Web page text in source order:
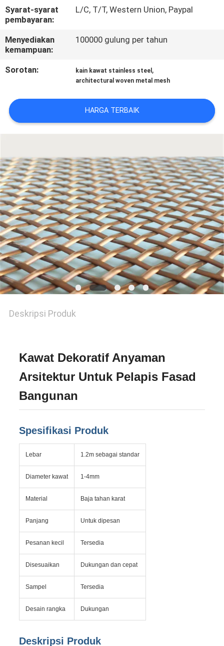
BERITA
KASUS
PRIVACY
POLICY
Syarat-syarat
pembayaran:
L/C, T/T, Western Union, Paypal
Menyediakan
kemampuan:
100000 gulung per tahun
Sorotan: kain kawat stainless steel ,
architectural woven metal mesh
HARGA TERBAIK
Deskripsi Produk
Kawat Dekoratif Anyaman
Arsitektur Untuk Pelapis Fasad
Bangunan
Spesifikasi Produk
Lebar 1.2m sebagai standar
Diameter kawat 1-4mm
Material Baja tahan karat
Panjang Untuk dipesan
Pesanan kecil Tersedia
Disesuaikan Dukungan dan cepat
Sampel Tersedia
Desain rangka Dukungan
Deskripsi Produk